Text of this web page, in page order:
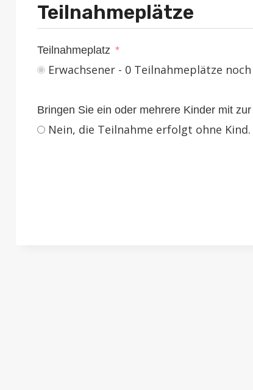
Teilnahmeplätze
Teilnahmeplatz
Erwachsener - 0 Teilnahmeplätze
Bringen Sie ein oder mehrere Kinder mit
Nein, die Teilnahme erfolgt ohne Kind.